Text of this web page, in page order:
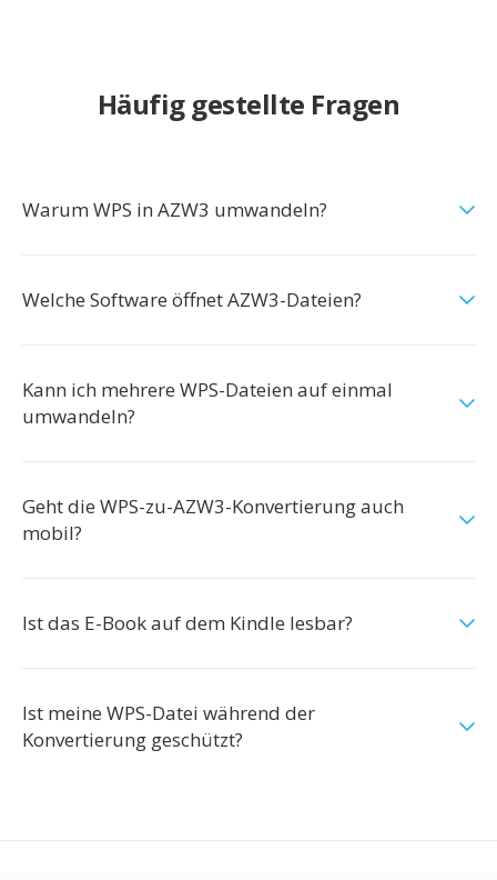
Häufig gestellte Fragen
Warum WPS in AZW3 umwandeln?
Welche Software öffnet AZW3-Dateien?
Kann ich mehrere WPS-Dateien auf einmal
umwandeln?
Geht die WPS-zu-AZW3-Konvertierung auch
mobil?
Ist das E-Book auf dem Kindle lesbar?
Ist meine WPS-Datei während der
Konvertierung geschützt?